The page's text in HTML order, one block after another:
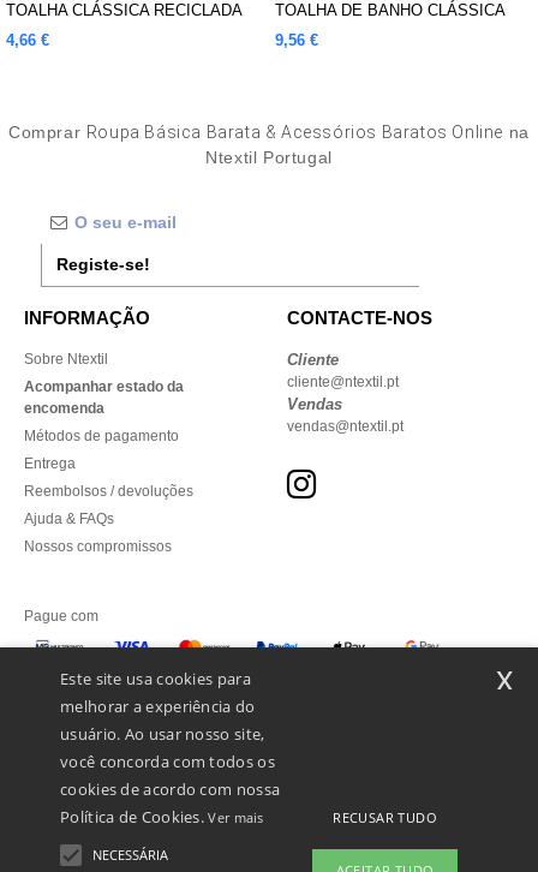
TOALHA CLÁSSICA RECICLADA
4,66 €
TOALHA DE BANHO CLÁSSICA
RECICLADA
9,56 €
Comprar Roupa Básica Barata & Acessórios Baratos Online na
Ntextil Portugal
Registe-se!
INFORMAÇÃO
Sobre Ntextil
Acompanhar estado da
encomenda
Métodos de pagamento
Entrega
Reembolsos / devoluções
Ajuda & FAQs
Nossos compromissos
CONTACTE-NOS
Cliente
cliente@ntextil.pt
Vendas
vendas@ntextil.pt
Pague com
Enviamos com
Este site usa cookies para
melhorar a experiência do
usuário. Ao usar nosso site,
você concorda com todos os
cookies de acordo com nossa
Política de Cookies.Ver mais
NECESSÁRIA
RECUSAR TUDO
x